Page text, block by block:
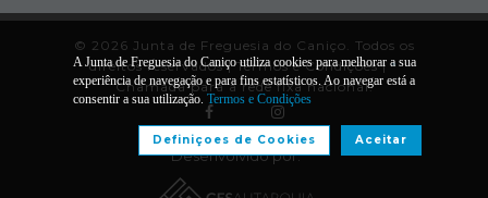
© 2026 Junta de Freguesia do Caniço. Todos os
direitos reservados |Termos e Condições|*
Chamada para a rede fixa nacional.
Desenvolvido por:
A Junta de Freguesia do Caniço utiliza cookies para melhorar a sua
experiência de navegação e para fins estatísticos. Ao navegar está a
consentir a sua utilização. Termos e Condições
Aceitar
Definiçoes de Cookies